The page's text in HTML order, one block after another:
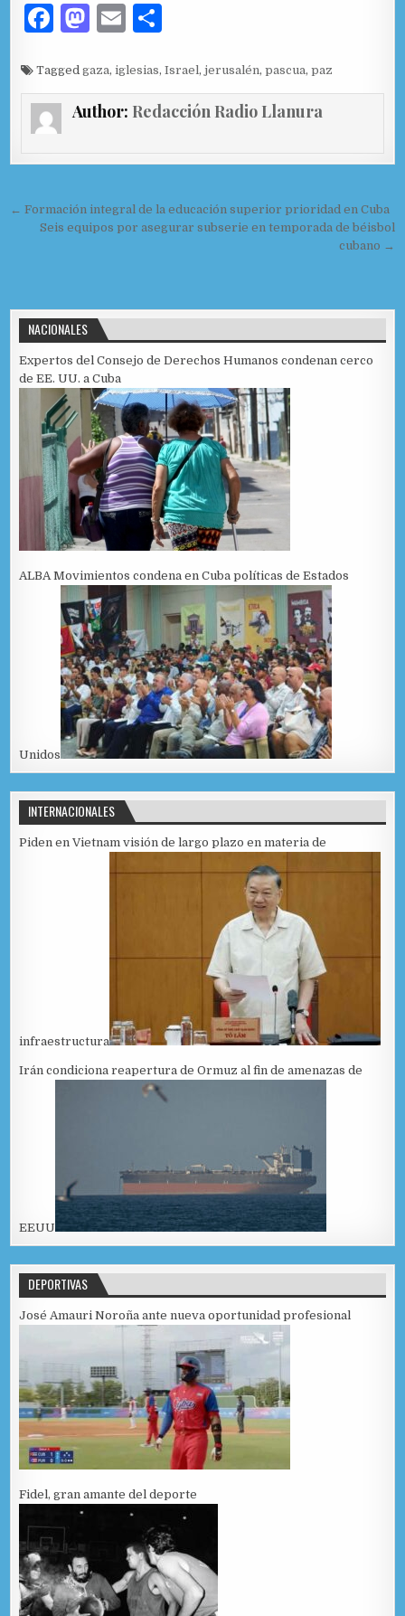
F
c
e
b
o
k
M
to
d
n
E
ai
l
m
p
ti
Taggedgaza,iglesias,Israel,jerusalén,pascua,paz
Author: Redacción Radio Llanura
Navegación de entradas
← Formación integral de la educación superior prioridad en Cuba
Seis equipos por asegurar subserie en temporada de béisbol
cubano →
NACIONALES
Expertos del Consejo de Derechos Humanos condenan cerco
de EE. UU. a Cuba
ALBA Movimientos condena en Cuba políticas de Estados
Unidos
INTERNACIONALES
Piden en Vietnam visión de largo plazo en materia de
infraestructura
Irán condiciona reapertura de Ormuz al fin de amenazas de
EEUU
DEPORTIVAS
José Amauri Noroña ante nueva oportunidad profesional
Fidel, gran amante del deporte